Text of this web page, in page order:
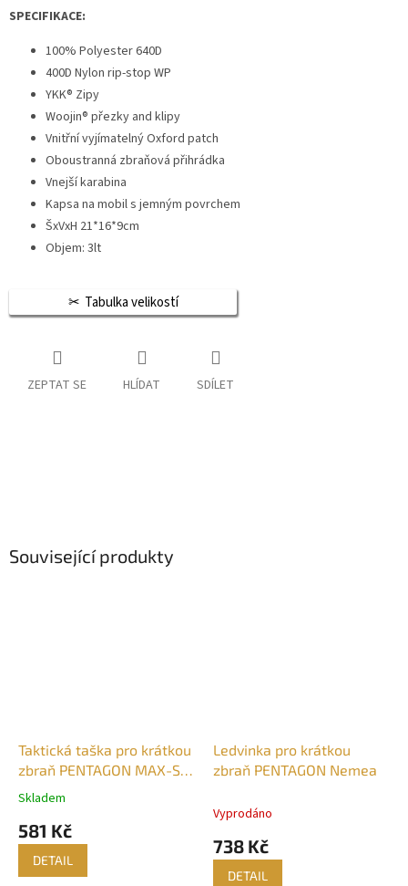
SPECIFIKACE:
100% Polyester 640D
400D Nylon rip-stop WP
YKK® Zipy
Woojin® přezky and klipy
Vnitřní vyjímatelný Oxford patch
Oboustranná zbraňová přihrádka
Vnejší karabina
Kapsa na mobil s jemným povrchem
ŠxVxH 21*16*9cm
Objem: 3lt
Tabulka velikostí
ZEPTAT SE HLÍDAT SDÍLET
Související produkty
Taktická taška pro krátkou
zbraň PENTAGON MAX-S
2.0
Průměrné
produktu
Skladem
581 Kč
DETAIL
Ledvinka pro krátkou
zbraň PENTAGON Nemea
Vyprodáno
738 Kč
DETAIL